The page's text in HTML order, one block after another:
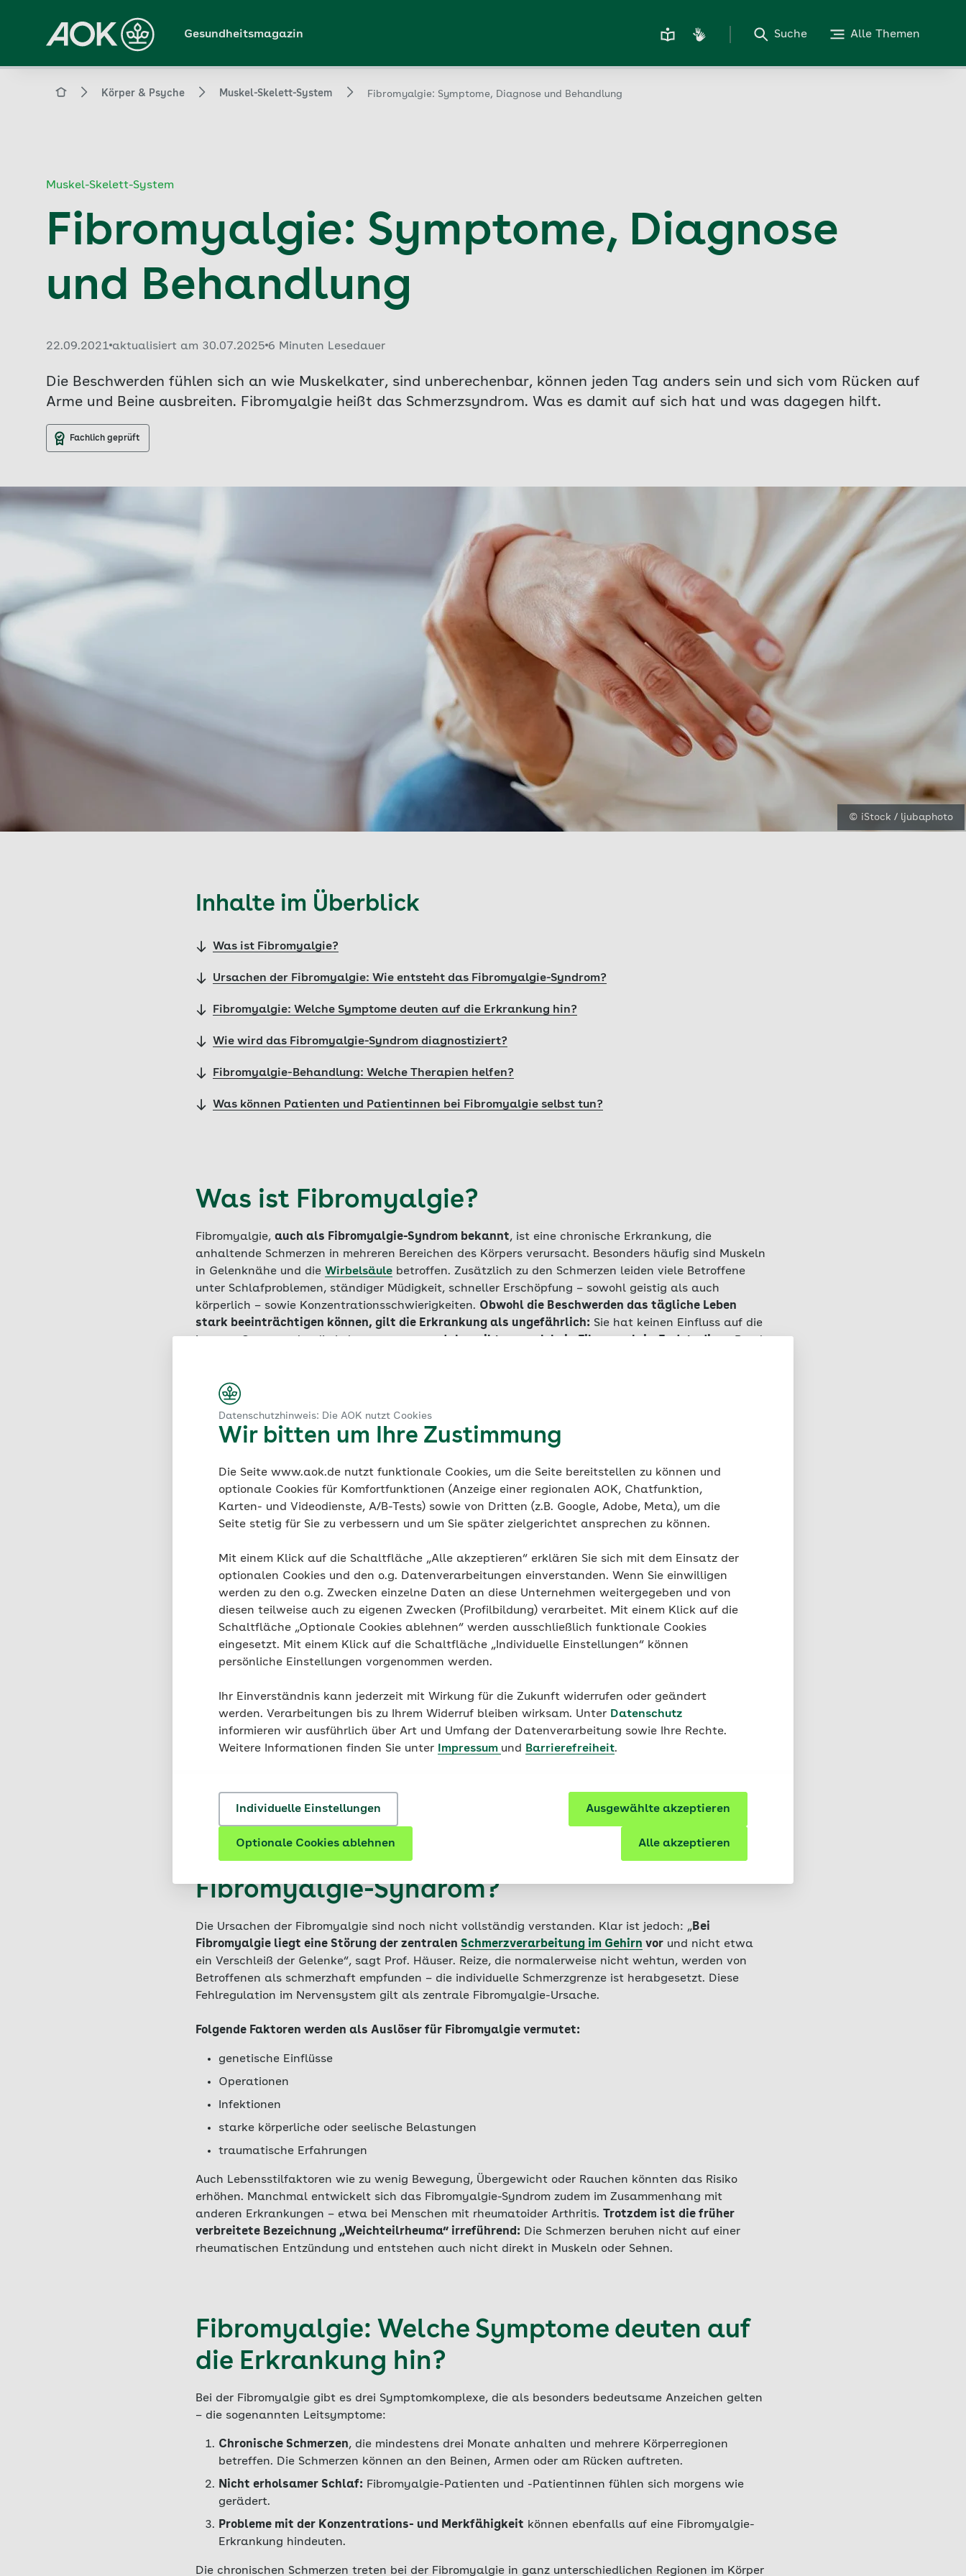
Datenschutzhinweis: Die AOK nutzt Cookies
Wir bitten um Ihre Zustimmung
Die Seite www.aok.de nutzt funktionale Cookies, um die Seite bereitstellen zu können und
optionale Cookies für Komfortfunktionen (Anzeige einer regionalen AOK, Chatfunktion,
Karten- und Videodienste, A/B-Tests) sowie von Dritten (z.B. Google, Adobe, Meta), um die
Seite stetig für Sie zu verbessern und um Sie später zielgerichtet ansprechen zu können.
Mit einem Klick auf die Schaltfläche „Alle akzeptieren“ erklären Sie sich mit dem Einsatz der
optionalen Cookies und den o.g. Datenverarbeitungen einverstanden. Wenn Sie einwilligen
werden zu den o.g. Zwecken einzelne Daten an diese Unternehmen weitergegeben und von
diesen teilweise auch zu eigenen Zwecken (Profilbildung) verarbeitet. Mit einem Klick auf die
Schaltfläche „Optionale Cookies ablehnen“ werden ausschließlich funktionale Cookies
eingesetzt. Mit einem Klick auf die Schaltfläche „Individuelle Einstellungen“ können
persönliche Einstellungen vorgenommen werden.
Ihr Einverständnis kann jederzeit mit Wirkung für die Zukunft widerrufen oder geändert
werden. Verarbeitungen bis zu Ihrem Widerruf bleiben wirksam. Unter Datenschutz
informieren wir ausführlich über Art und Umfang der Datenverarbeitung sowie Ihre Rechte.
Weitere Informationen finden Sie unter
Impressum und Barrierefreiheit.
Individuelle Einstellungen Ausgewählte akzeptieren
Optionale Cookies ablehnen Alle akzeptieren
Hauptinhalt
springen
Gesundheitsmagazin Suche Alle Themen
Magazin Körper & Psyche Muskel-Skelett-System Fibromyalgie: Symptome, Diagnose und Behandlung
Muskel-Skelett-System
Fibromyalgie: Symptome, Diagnose
und Behandlung
Veröffentlicht am:
22.09.2021 aktualisiert am 30.07.2025 6 Minuten Lesedauer
Die Beschwerden fühlen sich an wie Muskelkater, sind unberechenbar, können jeden Tag anders sein und sich vom Rücken auf
Arme und Beine ausbreiten. Fibromyalgie heißt das Schmerzsyndrom. Was es damit auf sich hat und was dagegen hilft.
Fachlich geprüft
© iStock / ljubaphoto
Inhalte im Überblick
Was ist Fibromyalgie?
Ursachen der Fibromyalgie: Wie entsteht das Fibromyalgie-Syndrom?
Fibromyalgie: Welche Symptome deuten auf die Erkrankung hin?
Wie wird das Fibromyalgie-Syndrom diagnostiziert?
Fibromyalgie-Behandlung: Welche Therapien helfen?
Was können Patienten und Patientinnen bei Fibromyalgie selbst tun?
Was ist Fibromyalgie?
Fibromyalgie, auch als Fibromyalgie-Syndrom bekannt, ist eine chronische Erkrankung, die
anhaltende Schmerzen in mehreren Bereichen des Körpers verursacht. Besonders häufig sind Muskeln
in Gelenknähe und die Wirbelsäule betroffen. Zusätzlich zu den Schmerzen leiden viele Betroffene
unter Schlafproblemen, ständiger Müdigkeit, schneller Erschöpfung – sowohl geistig als auch
körperlich – sowie Konzentrationsschwierigkeiten. Obwohl die Beschwerden das tägliche Leben
stark beeinträchtigen können, gilt die Erkrankung als ungefährlich: Sie hat keinen Einfluss auf die
Schmerzverarbeitung zurückgeführt werden können. Vermutlich spielen aber mehrere Faktoren eine
Rolle – man geht davon aus, dass die Erkrankung durch eine Mischung aus genetischen Faktoren und
körperlichen oder psychischen Belastungen ausgelöst wird“, erklärt Prof. Dr. Winfried Häuser.
Prof. Dr. Winfried Häuser
Prof. Dr. Winfried Häuser ist Facharzt für Innere Medizin, Spezielle
Internistische Intensivmedizin sowie Psychosomatische Medizin und
Psychotherapie mit der Zusatz-Weiterbildung Spezielle Schmerztherapie. Er
Therapie ihre Fibromyalgie besser in den Griff bekommen und was sie
selbst dafür tun können.
Ursachen der Fibromyalgie: Wie entsteht das
Fibromyalgie-Syndrom?
Die Ursachen der Fibromyalgie sind noch nicht vollständig verstanden. Klar ist jedoch: „Bei
Fibromyalgie liegt eine Störung der zentralen Schmerzverarbeitung im Gehirn vor und nicht etwa
ein Verschleiß der Gelenke“, sagt Prof. Häuser. Reize, die normalerweise nicht wehtun, werden von
Betroffenen als schmerzhaft empfunden – die individuelle Schmerzgrenze ist herabgesetzt. Diese
Fehlregulation im Nervensystem gilt als zentrale Fibromyalgie-Ursache.
Folgende Faktoren werden als Auslöser für Fibromyalgie vermutet:
genetische Einflüsse
Operationen
Infektionen
starke körperliche oder seelische Belastungen
traumatische Erfahrungen
Auch Lebensstilfaktoren wie zu wenig Bewegung, Übergewicht oder Rauchen könnten das Risiko
erhöhen. Manchmal entwickelt sich das Fibromyalgie-Syndrom zudem im Zusammenhang mit
anderen Erkrankungen – etwa bei Menschen mit rheumatoider Arthritis.
Trotzdem ist die früher
verbreitete Bezeichnung „Weichteilrheuma“ irreführend: Die Schmerzen beruhen nicht auf einer
rheumatischen Entzündung und entstehen auch nicht direkt in Muskeln oder Sehnen.
Fibromyalgie: Welche Symptome deuten auf
die Erkrankung hin?
Bei der Fibromyalgie gibt es drei Symptomkomplexe, die als besonders bedeutsame Anzeichen gelten
– die sogenannten Leitsymptome:
Chronische Schmerzen, die mindestens drei Monate anhalten und mehrere Körperregionen
betreffen. Die Schmerzen können an den Beinen, Armen oder am Rücken auftreten.
Nicht erholsamer Schlaf: Fibromyalgie-Patienten und -Patientinnen fühlen sich morgens wie
gerädert.
Probleme mit der Konzentrations- und Merkfähigkeit können ebenfalls auf eine Fibromyalgie-
Erkrankung hindeuten.
Die chronischen Schmerzen treten bei der Fibromyalgie in ganz unterschiedlichen Regionen im Körper